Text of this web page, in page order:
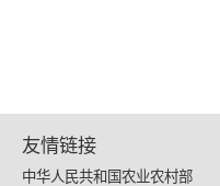
友情链接
中华人民共和国农业农村部